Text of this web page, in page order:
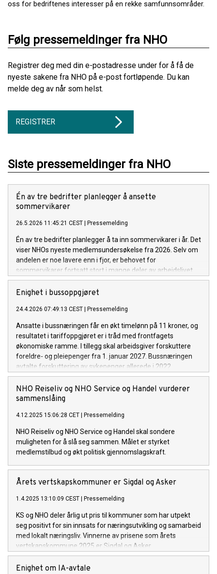
oss for bedriftenes interesser på en rekke samfunnsområder.
Følg pressemeldinger fra NHO
Registrer deg med din e-postadresse under for å få de
nyeste sakene fra NHO på e-post fortløpende. Du kan
melde deg av når som helst.
REGISTRER
Siste pressemeldinger fra NHO
Én av tre bedrifter planlegger å ansette
sommervikarer
26.5.2026 11:45:21 CEST Pressemelding
Én av tre bedrifter planlegger å ta inn sommervikarer i år. Det
viser NHOs nyeste medlemsundersøkelse fra 2026. Selv om
andelen er noe lavere enn i fjor, er behovet for
sommervikarer fortsatt stort i mange deler av arbeidslivet.
Enighet i bussoppgjøret
24.4.2026 07:49:13 CEST Pressemelding
Ansatte i bussnæringen får en økt timelønn på 11 kroner, og
resultatet i tariffoppgjøret er i tråd med frontfagets
økonomiske ramme. I tillegg skal arbeidsgiver forskuttere
foreldre- og pleiepenger fra 1. januar 2027. Bussnæringen
avtalte forskuttering av sykepenger allerede i 2022.
NHO Reiseliv og NHO Service og Handel vurderer
sammenslåing
4.12.2025 15:06:28 CET Pressemelding
NHO Reiseliv og NHO Service og Handel skal sondere
muligheten for å slå seg sammen. Målet er styrket
medlemstilbud og økt politisk gjennomslagskraft.
Årets vertskapskommuner er Sigdal og Asker
1.4.2025 13:10:09 CEST Pressemelding
KS og NHO deler årlig ut pris til kommuner som har utpekt
seg positivt for sin innsats for næringsutvikling og samarbeid
med lokalt næringsliv. Vinnerne av prisene som årets
vertskapskommune 2025 er Sigdal og Asker.
Enighet om IA-avtale